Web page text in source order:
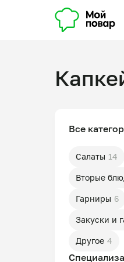
Все
Салаты 14
Вторые
Гарниры 6
Закуски и
Другое 4